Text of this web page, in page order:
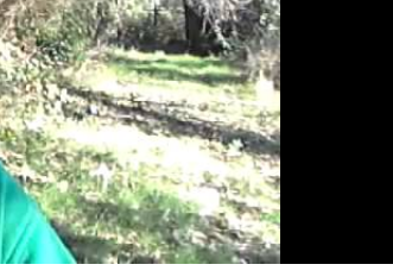
Nécessaire
Ces cookies ne
sont pas
facultatifs. Ils
sont